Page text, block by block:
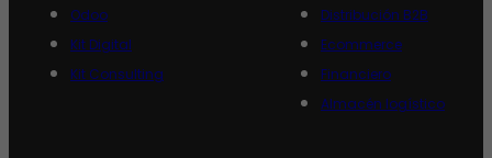
Odoo
Kit Digital
Kit Consulting
Distribución B2B
Ecommerce
Financiero
Almacén logístico